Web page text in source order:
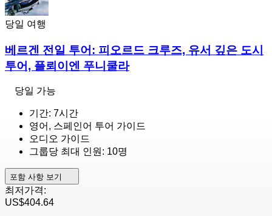
당일 여행
베르겐 전일 투어: 피오르드 크루즈, 유서 깊은 도시
투어, 플뢰이엔 푸니쿨라
당일 가능
기간: 7시간
영어, 스페인어 투어 가이드
오디오 가이드
그룹당 최대 인원: 10명
포함 사항 보기
최저가격:
US$404.64